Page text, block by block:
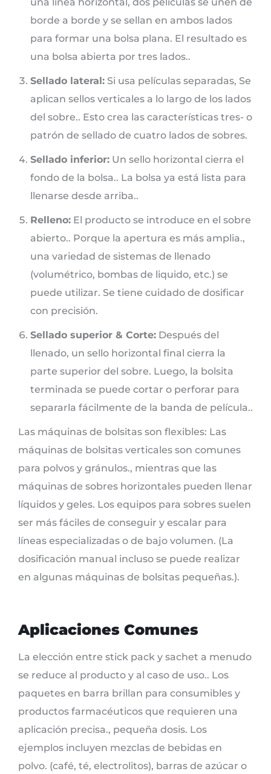
borde a borde y se sellan en ambos lados
para formar una bolsa plana. El resultado es
una bolsa abierta por tres lados..
Sellado lateral: Si usa películas separadas, Se
aplican sellos verticales a lo largo de los lados
del sobre.. Esto crea las características tres- o
patrón de sellado de cuatro lados de sobres.
Sellado inferior: Un sello horizontal cierra el
fondo de la bolsa.. La bolsa ya está lista para
llenarse desde arriba..
Relleno: El producto se introduce en el sobre
abierto.. Porque la apertura es más amplia.,
una variedad de sistemas de llenado
(volumétrico, bombas de liquido, etc.) se
puede utilizar. Se tiene cuidado de dosificar
con precisión.
Sellado superior & Corte: Después del
llenado, un sello horizontal final cierra la
parte superior del sobre. Luego, la bolsita
terminada se puede cortar o perforar para
separarla fácilmente de la banda de película..
Las máquinas de bolsitas son flexibles: Las
máquinas de bolsitas verticales son comunes
para polvos y gránulos., mientras que las
máquinas de sobres horizontales pueden llenar
líquidos y geles. Los equipos para sobres suelen
ser más fáciles de conseguir y escalar para
líneas especializadas o de bajo volumen. (La
dosificación manual incluso se puede realizar
en algunas máquinas de bolsitas pequeñas.).
Aplicaciones Comunes
La elección entre stick pack y sachet a menudo
se reduce al producto y al caso de uso.. Los
paquetes en barra brillan para consumibles y
productos farmacéuticos que requieren una
aplicación precisa., pequeña dosis. Los
ejemplos incluyen mezclas de bebidas en
polvo. (café, té, electrolitos), barras de azúcar o